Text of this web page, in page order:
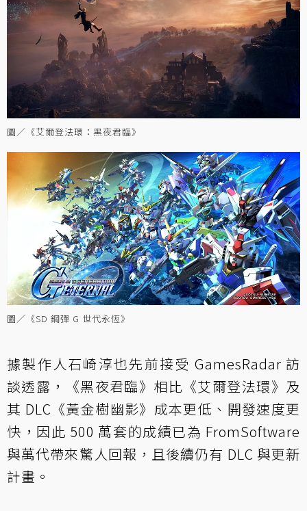
圖／《艾爾登法環：黑夜君臨》
圖／《SD 鋼彈 G 世代永恆》
據製作人石崎淳也先前接受 GamesRadar 訪
談透露，《黑夜君臨》相比《艾爾登法環》及
其 DLC《黃金樹幽影》成本更低、開發速度更
快，因此 500 萬套的成績已為 FromSoftware
與萬代帶來驚人回報，且後續仍有 DLC 與更新
計畫。